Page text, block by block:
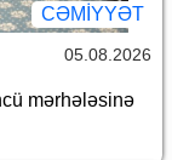
CƏMİYYƏT
05.08.2026
mərhələsinə